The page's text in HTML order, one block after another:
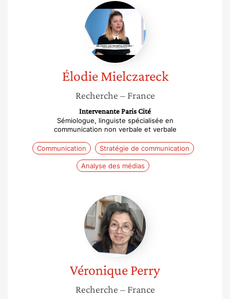
Élodie
Mielczareck
Élodie Mielczareck
Recherche – France
Intervenante Paris Cité
Sémiologue, linguiste spécialisée en
communication non verbale et verbale
Communication Stratégie de communication
Analyse des médias
Véronique
Perry
VéroniquePerry
Recherche – France